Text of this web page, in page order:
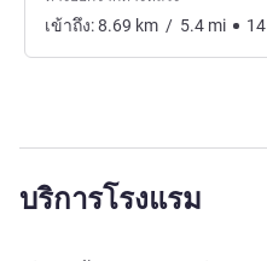
เข้าถึง:8.69 km / 5.4 mi 14
บริการโรงแรม